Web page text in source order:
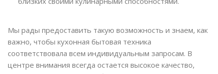
Мы рады предоставить такую возможность и знаем, как
важно, чтобы кухонная бытовая техника
соответствовала всем индивидуальным запросам. В
центре внимания всегда остается высокое качество,